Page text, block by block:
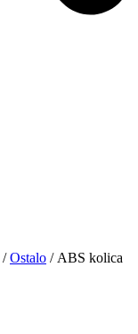
/Ostalo / ABS kolica